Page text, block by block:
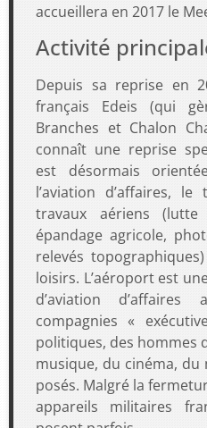
accueillera en 2017 le
Activité
Depuis sa reprise en
français Edeis (qui
Branches et Chalon
connaît une reprise
est désormais
l’aviation d’affaires,
travaux aériens
épandage agricole,
relevés
loisirs. L’aéroport est
d’aviation d’affaires
compagnies «
politiques, des hommes
musique, du cinéma,
posés. Malgré la
appareils militaires